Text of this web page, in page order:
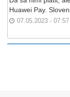
Huawei Pay.
07.05.2023 - 07:57